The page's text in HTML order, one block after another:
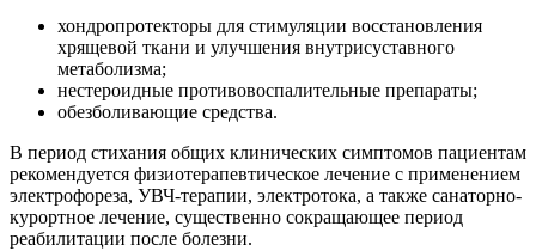
хондропротекторы для стимуляции восстановления
хрящевой ткани и улучшения внутрисуставного
метаболизма;
нестероидные противовоспалительные препараты;
обезболивающие средства.
В период стихания общих клинических симптомов пациентам
рекомендуется физиотерапевтическое лечение с применением
электрофореза, УВЧ-терапии, электротока, а также санаторно-
курортное лечение, существенно сокращающее период
реабилитации после болезни.